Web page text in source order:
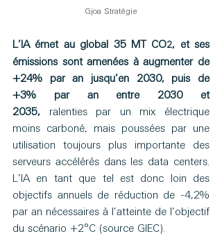
Gjoa Stratégie
L’IA émet au global 35 MT CO2, et ses
émissions sont amenées à augmenter de
+24% par an jusqu’en 2030, puis de
+3% par an entre 2030 et
2035, ralenties par un mix électrique
moins carboné, mais poussées par une
utilisation toujours plus importante des
serveurs accélérés dans les data centers.
L’IA en tant que tel est donc loin des
objectifs annuels de réduction de -4,2%
par an nécessaires à l’atteinte de l’objectif
du scénario +2°C (source GIEC).